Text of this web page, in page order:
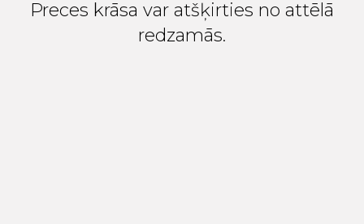
Preces krāsa var atšķirties no attēlā
redzamās.